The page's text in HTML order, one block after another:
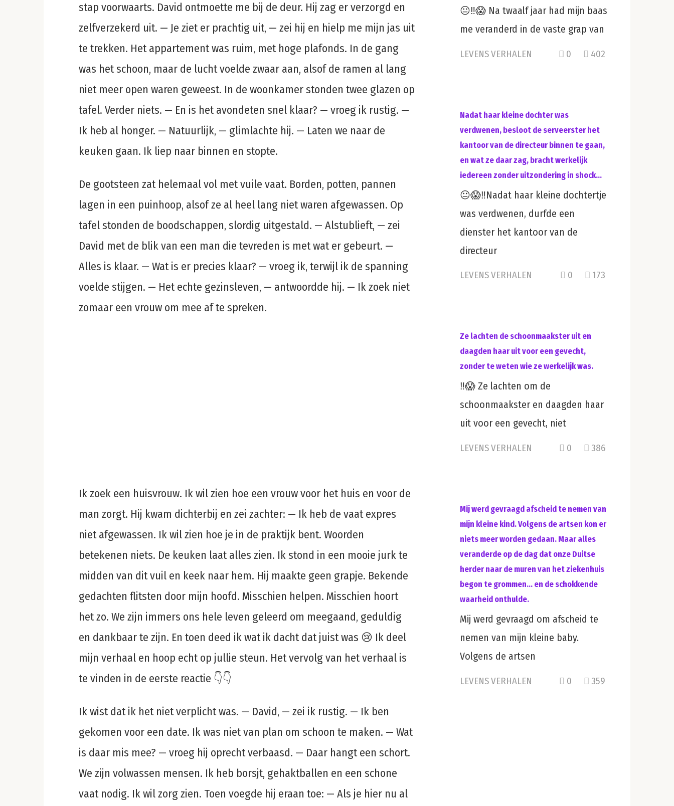
stap voorwaarts. David ontmoette me bij de deur. Hij zag er verzorgd en
zelfverzekerd uit. — Je ziet er prachtig uit, — zei hij en hielp me mijn jas uit
te trekken. Het appartement was ruim, met hoge plafonds. In de gang
was het schoon, maar de lucht voelde zwaar aan, alsof de ramen al lang
niet meer open waren geweest. In de woonkamer stonden twee glazen op
tafel. Verder niets. — En is het avondeten snel klaar? — vroeg ik rustig. —
Ik heb al honger. — Natuurlijk, — glimlachte hij. — Laten we naar de
keuken gaan. Ik liep naar binnen en stopte.
De gootsteen zat helemaal vol met vuile vaat. Borden, potten, pannen
lagen in een puinhoop, alsof ze al heel lang niet waren afgewassen. Op
tafel stonden de boodschappen, slordig uitgestald. — Alstublieft, — zei
David met de blik van een man die tevreden is met wat er gebeurt. —
Alles is klaar. — Wat is er precies klaar? — vroeg ik, terwijl ik de spanning
voelde stijgen. — Het echte gezinsleven, — antwoordde hij. — Ik zoek niet
zomaar een vrouw om mee af te spreken.
Ik zoek een huisvrouw. Ik wil zien hoe een vrouw voor het huis en voor de
man zorgt. Hij kwam dichterbij en zei zachter: — Ik heb de vaat expres
niet afgewassen. Ik wil zien hoe je in de praktijk bent. Woorden
betekenen niets. De keuken laat alles zien. Ik stond in een mooie jurk te
midden van dit vuil en keek naar hem. Hij maakte geen grapje. Bekende
gedachten flitsten door mijn hoofd. Misschien helpen. Misschien hoort
het zo. We zijn immers ons hele leven geleerd om meegaand, geduldig
en dankbaar te zijn. En toen deed ik wat ik dacht dat juist was 😢 Ik deel
mijn verhaal en hoop echt op jullie steun. Het vervolg van het verhaal is
te vinden in de eerste reactie 👇👇
Ik wist dat ik het niet verplicht was. — David, — zei ik rustig. — Ik ben
gekomen voor een date. Ik was niet van plan om schoon te maken. — Wat
is daar mis mee? — vroeg hij oprecht verbaasd. — Daar hangt een schort.
We zijn volwassen mensen. Ik heb borsjt, gehaktballen en een schone
vaat nodig. Ik wil zorg zien. Toen voegde hij eraan toe: — Als je hier nu al
😐‼️😱 Na twaalf jaar had mijn baas
me veranderd in de vaste grap van
LEVENS VERHALEN 0 402
Nadat haar kleine dochter was
verdwenen, besloot de serveerster het
kantoor van de directeur binnen te gaan,
en wat ze daar zag, bracht werkelijk
iedereen zonder uitzondering in shock…
😐😱‼️Nadat haar kleine dochtertje
was verdwenen, durfde een
dienster het kantoor van de
directeur
LEVENS VERHALEN 0 173
Ze lachten de schoonmaakster uit en
daagden haar uit voor een gevecht,
zonder te weten wie ze werkelijk was.
‼️😱 Ze lachten om de
schoonmaakster en daagden haar
uit voor een gevecht, niet
LEVENS VERHALEN 0 386
Mij werd gevraagd afscheid te nemen van
mijn kleine kind. Volgens de artsen kon er
niets meer worden gedaan. Maar alles
veranderde op de dag dat onze Duitse
herder naar de muren van het ziekenhuis
begon te grommen… en de schokkende
waarheid onthulde.
Mij werd gevraagd om afscheid te
nemen van mijn kleine baby.
Volgens de artsen
LEVENS VERHALEN 0 359